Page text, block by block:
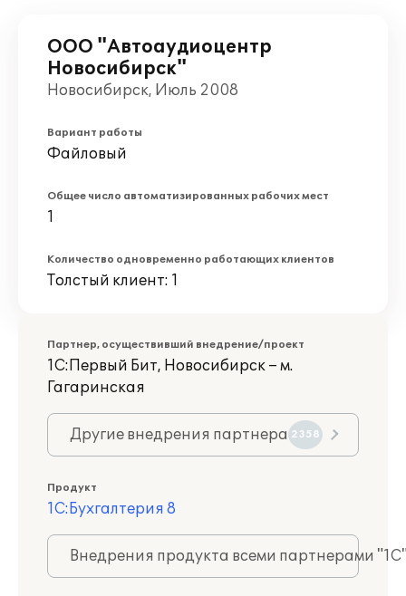
ООО "Автоаудиоцентр
Новосибирск"
Новосибирск, Июль 2008
Вариант работы
Файловый
Общее число автоматизированных рабочих мест
1
Количество одновременно работающих клиентов
Толстый клиент: 1
Партнер, осуществивший внедрение/проект
1С:Первый Бит, Новосибирск – м.
Гагаринская
Другие внедрения партнера 2358
Продукт
1С:Бухгалтерия 8
Внедрения продукта всеми партнерами